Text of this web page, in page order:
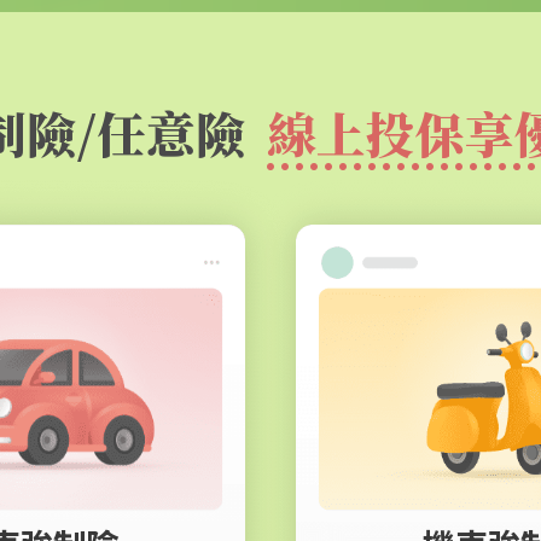
險/任意險 線上投保享